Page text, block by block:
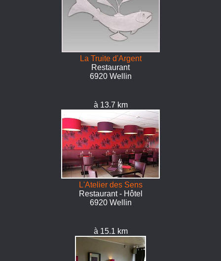
La Truite d'Argent
Restaurant
6920 Wellin
à 13.7 km
L'Atelier des Sens
Restaurant - Hôtel
6920 Wellin
à 15.1 km